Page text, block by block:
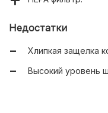
Недостатки
Хлипкая защелка
Высокий уровень